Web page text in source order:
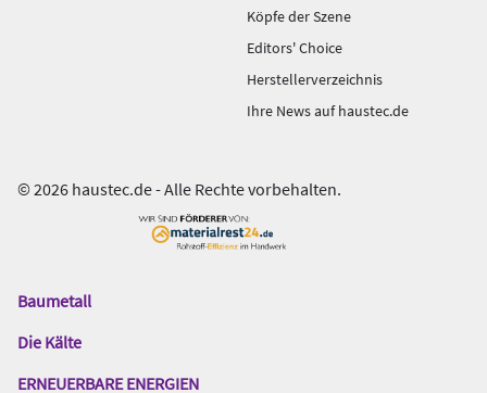
Köpfe der Szene
Editors' Choice
Herstellerverzeichnis
Ihre News auf haustec.de
© 2026 haustec.de - Alle Rechte vorbehalten.
Das
Gentner
Baumetall
Die Kälte
ERNEUERBARE ENERGIEN